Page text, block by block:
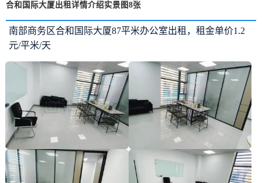
合和国际大厦出租详情介绍实景图8张
南部商务区合和国际大厦87平米办公室出租，租金单价1.2
元/平米/天